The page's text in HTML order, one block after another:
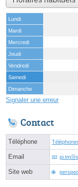
Lundi
Mardi
Mercredi
Jeudi
Vendredi
Samedi
Dimanche
Signaler une erreur
Contact
Téléphone
Email
Site web